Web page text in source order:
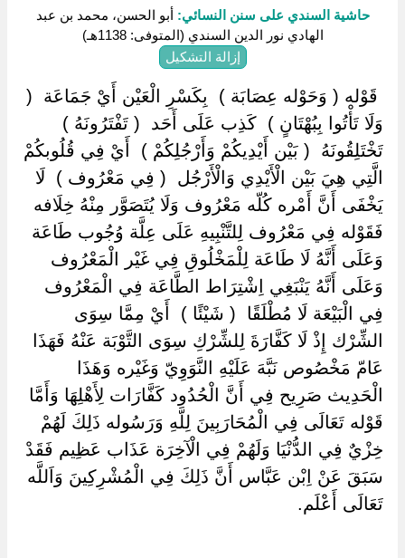
حاشية السندي على سنن النسائي: أبو الحسن، محمد بن عبد
الهادي نور الدين السندي (المتوفى: 1138هـ)
إزالة التشكيل
‏ ‏قَوْله ( وَحَوْله عِصَابَة ) ‏ ‏بِكَسْرِ الْعَيْن أَيْ جَمَاعَة ‏ ‏(
وَلَا تَأْتُوا بِبُهْتَانٍ ) ‏ ‏كَذِب عَلَى أَحَد ‏ ‏( تَفْتَرُونَهُ ) ‏
‏تَخْتَلِقُونَهُ ‏ ‏( بَيْن أَيْدِيكُمْ وَأَرْجُلِكُمْ ) ‏ ‏أَيْ فِي قُلُوبكُمْ
الَّتِي هِيَ بَيْن الْأَيْدِي وَالْأَرْجُل ‏ ‏( فِي مَعْرُوف ) ‏ ‏لَا
يَخْفَى أَنَّ أَمْره كُلّه مَعْرُوف وَلَا يُتَصَوَّر مِنْهُ خِلَافه
فَقَوْله فِي مَعْرُوف لِلتَّنْبِيهِ عَلَى عِلَّة وُجُوب طَاعَة
وَعَلَى أَنَّهُ لَا طَاعَة لِلْمَخْلُوقِ فِي غَيْر الْمَعْرُوف
وَعَلَى أَنَّهُ يَنْبَغِي اِشْتِرَاط الطَّاعَة فِي الْمَعْرُوف
فِي الْبَيْعَة لَا مُطْلَقًا ‏ ‏( شَيْئًا ) ‏ ‏أَيْ مِمَّا سِوَى
الشِّرْك إِذْ لَا كَفَّارَةَ لِلشِّرْكِ سِوَى التَّوْبَة عَنْهُ فَهَذَا
عَامّ مَخْصُوص نَبَّهَ عَلَيْهِ النَّوَوِيّ وَغَيْره وَهَذَا
الْحَدِيث صَرِيح فِي أَنَّ الْحُدُود كَفَّارَات لِأَهْلِهَا وَأَمَّا
قَوْله تَعَالَى فِي الْمُحَارَبِينَ لِلَّهِ وَرَسُوله ذَلِكَ لَهُمْ
خِزْيٌ فِي الدُّنْيَا وَلَهُمْ فِي الْآخِرَة عَذَاب عَظِيم فَقَدْ
سَبَقَ عَنْ اِبْن عَبَّاس أَنَّ ذَلِكَ فِي الْمُشْرِكِينَ وَاَللَّه
تَعَالَى أَعْلَم.